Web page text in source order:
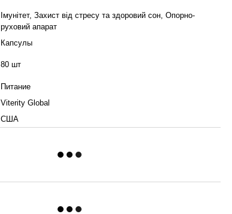
Імунітет, Захист від стресу та здоровий сон, Опорно-
руховий апарат
Капсулы
80 шт
Питание
Viterity Global
США